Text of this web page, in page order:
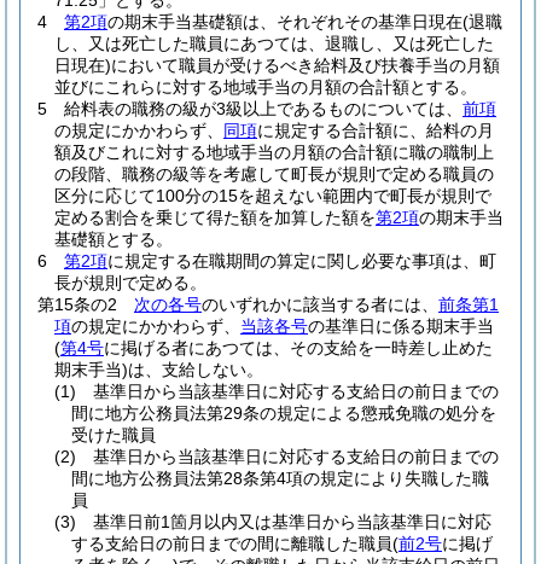
4
第2項の期末手当基礎額は、それぞれその基準日現在(退職
し、又は死亡した職員にあつては、退職し、又は死亡した
日現在)において職員が受けるべき給料及び扶養手当の月額
並びにこれらに対する地域手当の月額の合計額とする。
5
給料表の職務の級が3級以上であるものについては、 前項
の規定にかかわらず、 同項に規定する合計額に、給料の月
額及びこれに対する地域手当の月額の合計額に職の職制上
の段階、職務の級等を考慮して町長が規則で定める職員の
区分に応じて100分の15を超えない範囲内で町長が規則で
定める割合を乗じて得た額を加算した額を第2項の期末手当
基礎額とする。
6
第2項に規定する在職期間の算定に関し必要な事項は、町
長が規則で定める。
第15条の2
次の各号のいずれかに該当する者には、 前条第1
項の規定にかかわらず、 当該各号の基準日に係る期末手当
(第4号に掲げる者にあつては、その支給を一時差し止めた
期末手当)は、支給しない。
(1)
基準日から当該基準日に対応する支給日の前日までの
間に地方公務員法第29条の規定による懲戒免職の処分を
受けた職員
(2)
基準日から当該基準日に対応する支給日の前日までの
間に地方公務員法第28条第4項の規定により失職した職
員
(3)
基準日前1箇月以内又は基準日から当該基準日に対応
する支給日の前日までの間に離職した職員(前2号に掲げ